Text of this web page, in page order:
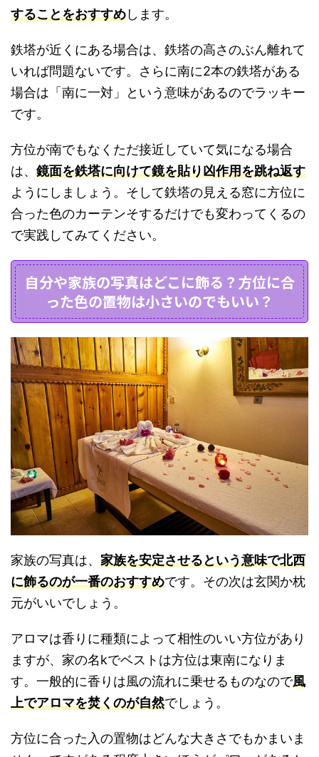
することをおすすめします。
鉄塔が近くにある場合は、鉄塔の高さのぶん離れて
いれば問題ないです。さらに南に2本の鉄塔がある
場合は「南に一対」という意味があるのでラッキー
です。
方位が南でもなくただ接近していて気になる場合
は、 鏡面を鉄塔に向けて鏡を貼り凶作用を跳ね返す
ようにしましょう。そして鉄塔の見える窓に方位に
合った色のカーテンそするだけでも変わってくるの
で実践してみてください。
自分や家族の写真はどこに飾る？方位に合
った色の置物は小さいのでもいい？
家族の写真は、 家族を安定させるという意味で北西
に飾るのが一番のおすすめです。その次は玄関か枕
元がいいでしょう。
アロマは香りに種類によって相性のいい方位があり
ますが、家の名kでベストは方位は東南になりま
す。一般的に香りは風の流れに乗せるものなので風
上でアロマを焚くのが自然でしょう。
方位に合った入の置物はどんな大きさでもかまいま